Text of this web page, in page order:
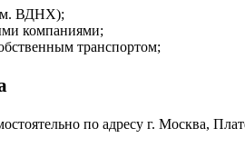
ВДНХ);
компаниями;
транспортом;
по адресу г. Москва,